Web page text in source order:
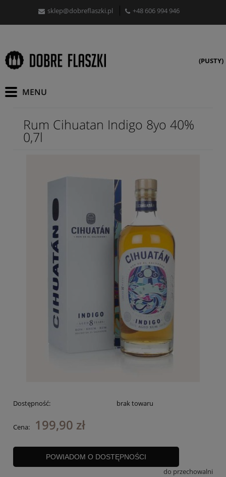
sklep@dobreflaszki.pl +48 606 994 946
(PUSTY)
Rum Cihuatan Indigo 8yo 40%
0,7l
Dostępność: brak towaru
Cena: 199,90 zł
POWIADOM O DOSTĘPNOŚCI
do przechowalni